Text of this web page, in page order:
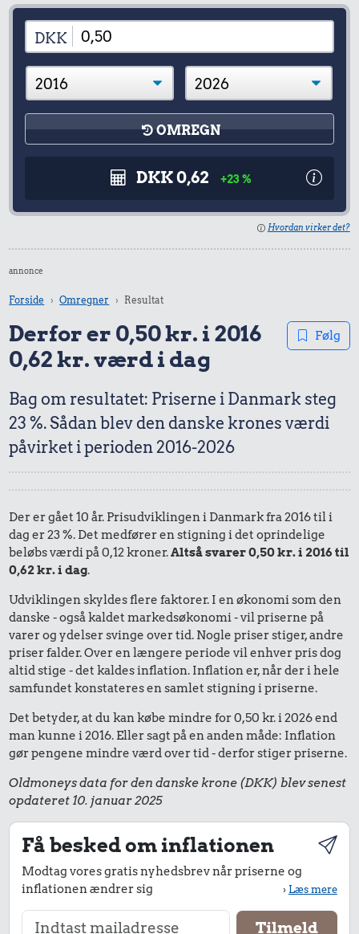
DKK
OMREGN
DKK 0,62 +23 %
Hvordan virker det?
annonce
Forside Omregner Resultat
Derfor er 0,50 kr. i 2016
0,62 kr. værd i dag
Følg
Bag om resultatet: Priserne i Danmark steg
23 %. Sådan blev den danske krones værdi
påvirket i perioden 2016-2026
Der er gået 10 år. Prisudviklingen i Danmark fra 2016 til i
dag er 23 %. Det medfører en stigning i det oprindelige
beløbs værdi på 0,12 kroner.Altså svarer 0,50 kr. i 2016 til
0,62 kr. i dag.
Udviklingen skyldes flere faktorer. I en økonomi som den
danske - også kaldet markedsøkonomi - vil priserne på
varer og ydelser svinge over tid. Nogle priser stiger, andre
priser falder. Over en længere periode vil enhver pris dog
altid stige - det kaldes inflation. Inflation er, når der i hele
samfundet konstateres en samlet stigning i priserne.
Det betyder, at du kan købe mindre for 0,50 kr. i 2026 end
man kunne i 2016. Eller sagt på en anden måde: Inflation
gør pengene mindre værd over tid - derfor stiger priserne.
Oldmoneys data for den danske krone (DKK) blev senest
opdateret 10. januar 2025
Få besked om inflationen
Modtag vores gratis nyhedsbrev når priserne og
inflationen ændrer sig
›Læs mere